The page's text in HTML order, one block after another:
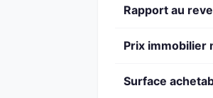
Rapport au
Prix immobilier
Surface